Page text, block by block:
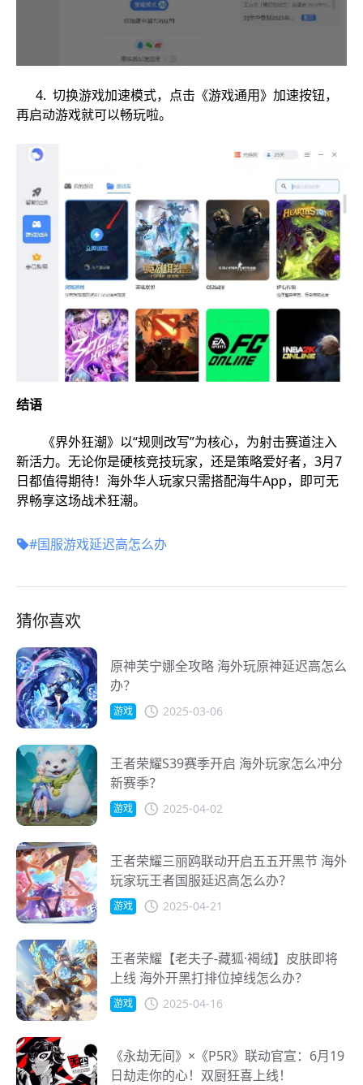
4. 切换游戏加速模式，点击《游戏通用》加速按钮，
再启动游戏就可以畅玩啦。
结语
《界外狂潮》以“规则改写”为核心，为射击赛道注入
新活力。无论你是硬核竞技玩家，还是策略爱好者，3月7
日都值得期待！海外华人玩家只需搭配海牛App，即可无
界畅享这场战术狂潮。
#国服游戏延迟高怎么办
猜你喜欢
原神芙宁娜全攻略 海外玩原神延迟高怎么
办？
游戏 2025-03-06
王者荣耀S39赛季开启 海外玩家怎么冲分
新赛季？
游戏 2025-04-02
王者荣耀三丽鸥联动开启五五开黑节 海外
玩家玩王者国服延迟高怎么办？
游戏 2025-04-21
王者荣耀【老夫子-藏狐·褐绒】皮肤即将
上线 海外开黑打排位掉线怎么办？
游戏 2025-04-16
《永劫无间》×《P5R》联动官宣：6月19
日劫走你的心！双厨狂喜上线！